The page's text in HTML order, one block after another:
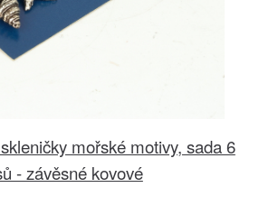
mořské motivy, sada 6
- závěsné kovové